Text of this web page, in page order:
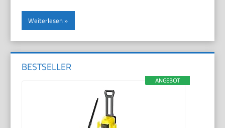
Weiterlesen
BESTSELLER
ANGEBOT